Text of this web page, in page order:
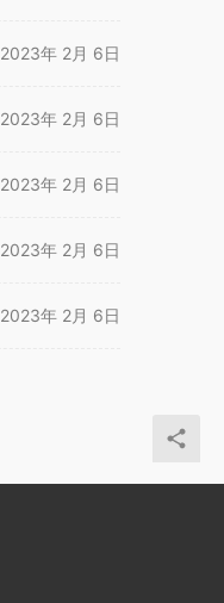
2023年 2月 6日
2023年 2月 6日
2023年 2月 6日
2023年 2月 6日
2023年 2月 6日